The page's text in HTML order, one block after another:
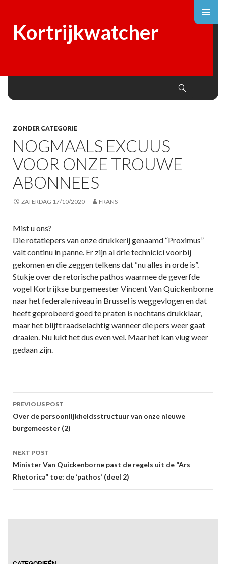
Kortrijkwatcher
ZONDER CATEGORIE
NOGMAALS EXCUUS
VOOR ONZE TROUWE
ABONNEES
ZATERDAG 17/10/2020 FRANS
Mist u ons?
Die rotatiepers van onze drukkerij genaamd “Proximus”
valt continu in panne. Er zijn al drie technicici voorbij
gekomen en die zeggen telkens dat “nu alles in orde is”.
Stukje over de retorische pathos waarmee de geverfde
vogel Kortrijkse burgemeester Vincent Van Quickenborne
naar het federale niveau in Brussel is weggevlogen en dat
heeft geprobeerd goed te praten is nochtans drukklaar,
maar het blijft raadselachtig wanneer die pers weer gaat
draaien. Nu lukt het dus even wel. Maar het kan vlug weer
gedaan zijn.
Post
navigation
PREVIOUS POST
Over de persoonlijkheidsstructuur van onze nieuwe
burgemeester (2)
NEXT POST
Minister Van Quickenborne past de regels uit de “Ars
Rhetorica” toe: de ‘pathos’ (deel 2)